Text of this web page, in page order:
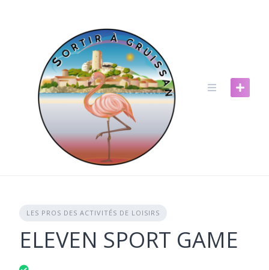
LES PROS DES ACTIVITÉS DE LOISIRS
ELEVEN SPORT GAME